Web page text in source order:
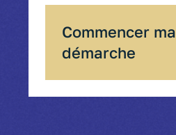
Commencer ma
démarche